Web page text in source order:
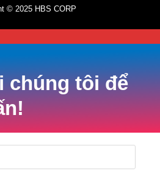
© 2025 HBS CORP
chúng tôi để